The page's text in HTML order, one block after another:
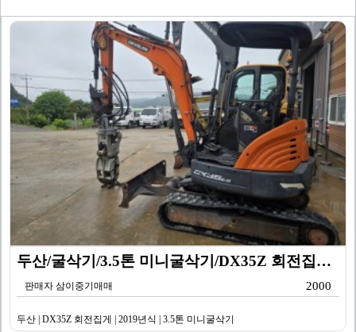
두산/굴삭기/3.5톤 미니굴삭기/DX35Z 회전집게/2…
판매자 삼이중기매매 2000
두산 | DX35Z 회전집게 | 2019년식 | 3.5톤 미니굴삭기